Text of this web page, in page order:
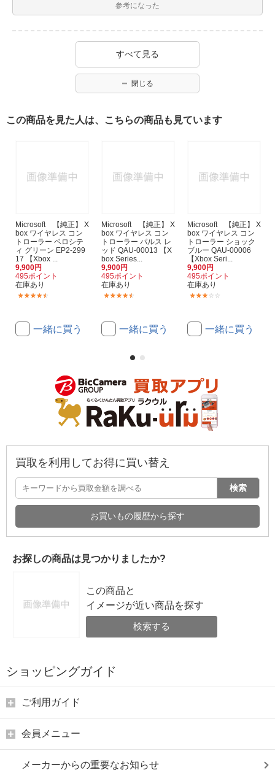
参考になった
すべて見る
閉じる
この商品を見た人は、こちらの商品も見ています
Microsoft 【純正】 X
box ワイヤレス コン
トローラー ベロシテ
ィ グリーン EP2-299
17 【Xbox ...
9,900円
495ポイント
在庫あり
一緒に買う
Microsoft 【純正】 X
box ワイヤレス コン
トローラー パルス レ
ッド QAU-00013 【X
box Series...
9,900円
495ポイント
在庫あり
一緒に買う
Microsoft 【純正】 X
box ワイヤレス コン
トローラー ショック
ブルー QAU-00006
【Xbox Seri...
9,900円
495ポイント
在庫あり
一緒に買う
買取を利用してお得に買い替え
検索
お買いもの履歴から探す
お探しの商品は見つかりましたか?
この商品と
イメージが近い商品を探す
検索する
ショッピングガイド
ご利用ガイド
会員メニュー
メーカーからの重要なお知らせ